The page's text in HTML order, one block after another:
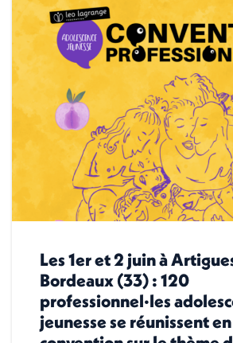
Les 1er et 2 juin à
Bordeaux (33) : 120
professionnel·les
jeunesse se réunissent en